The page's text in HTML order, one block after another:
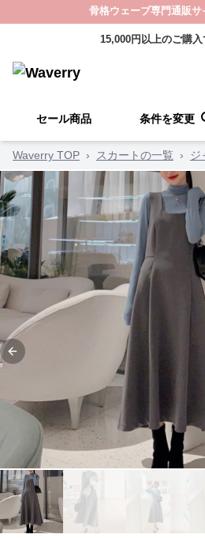
骨格ウェーブ専門通販
15,000円以上のご購
セール商品 条件を変更
Waverry TOP › スカートの一覧 › ジ
Previous slide